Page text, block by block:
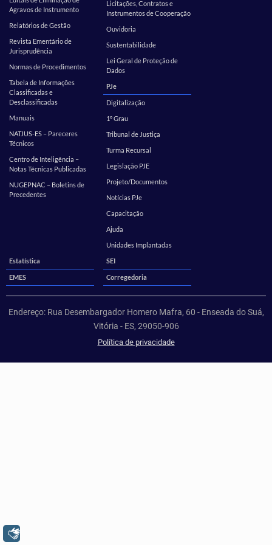
Agravos de Instrumento
Relatórios de Gestão
Revista Ementário de
Jurisprudência
Normas de Procedimentos
Tabela de Informações
Classificadas e
Desclassificadas
Manuais
NATJUS-ES – Pareceres
Técnicos
Centro de Inteligência –
Notas Técnicas Publicadas
NUGEPNAC – Boletins de
Precedentes
Licitações, Contratos e
Instrumentos de Cooperação
Ouvidoria
Sustentabilidade
Lei Geral de Proteção de
Dados
PJe
Digitalização
1º Grau
Tribunal de Justiça
Turma Recursal
Legislação PJE
Projeto/Documentos
Notícias PJe
Capacitação
Ajuda
Unidades Implantadas
Estatística
SEI
EMES Corregedoria
Endereço: Rua Desembargador Homero Mafra, 60 - Enseada do Suá,
Vitória - ES, 29050-906
Política de privacidade